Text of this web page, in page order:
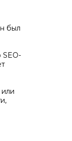
был
SEO-